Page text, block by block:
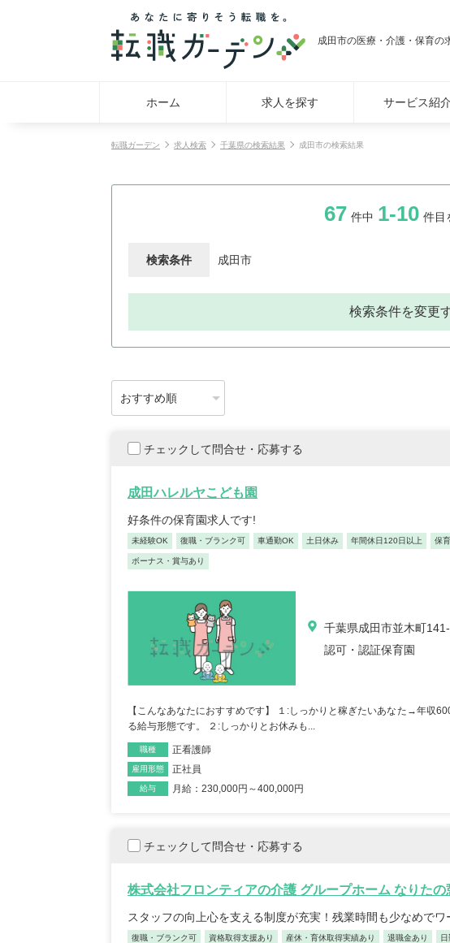
成田市の医療・介護・保育の
ホーム 求人を探す サービス紹介
転職ガーデン 求人検索 千葉県の検索結果 成田市の検索結果
67 件中 1-10 件目
検索条件 成田市
検索条件を変更
チェックして問合せ・応募する
成田ハレルヤこども園
好条件の保育園求人です!
未経験OK 復職・ブランク可 車通勤OK 土日休み 年間休日120日以上 保
ボーナス・賞与あり
千葉県成田市並木町
認可・認証保育園
【こんなあなたにおすすめです】 １:しっかりと稼ぎたいあなた→年収
る給与形態です。 ２:しっかりとお休みも...
職種 正看護師
雇用形態 正社員
給与 月給：230,000円～400,000円
チェックして問合せ・応募する
株式会社フロンティアの介護 グループホーム なりたの
スタッフの向上心を支える制度が充実！残業時間も少なめでワ
復職・ブランク可 資格取得支援あり 産休・育休取得実績あり 退職金あり 日